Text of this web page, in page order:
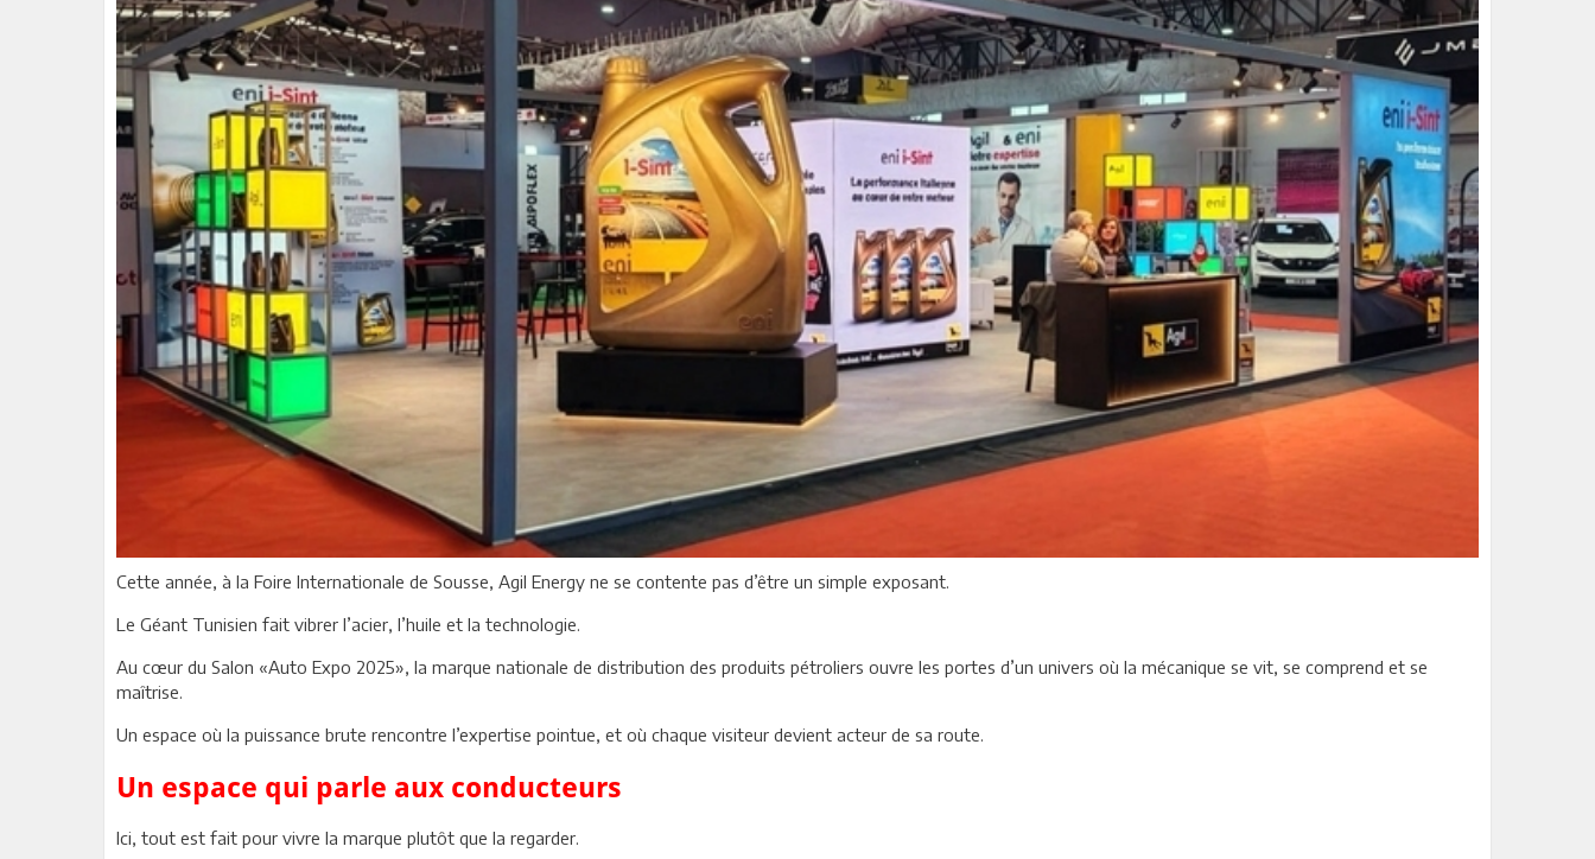
Cette année, à la Foire Internationale de Sousse, Agil Energy ne se contente pas d’être un simple exposant.
Le Géant Tunisien fait vibrer l’acier, l’huile et la technologie.
Au cœur du Salon «Auto Expo 2025», la marque nationale de distribution des produits pétroliers ouvre les portes d’un univers où la mécanique se vit, se comprend et se
maîtrise.
Un espace où la puissance brute rencontre l’expertise pointue, et où chaque visiteur devient acteur de sa route.
Un espace qui parle aux conducteurs
Ici, tout est fait pour vivre la marque plutôt que la regarder.